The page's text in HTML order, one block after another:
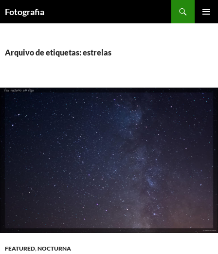
para
Fotografia
Arquivo de etiquetas: estrelas
FEATURED,NOCTURNA